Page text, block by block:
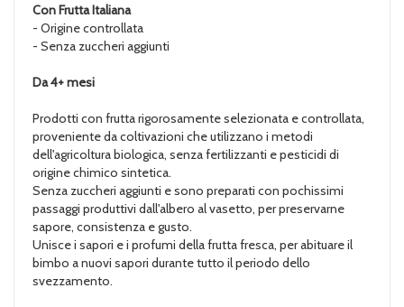
Con Frutta Italiana
- Origine controllata
- Senza zuccheri aggiunti
Da 4+ mesi
Prodotti con frutta rigorosamente selezionata e controllata,
proveniente da coltivazioni che utilizzano i metodi
dell'agricoltura biologica, senza fertilizzanti e pesticidi di
origine chimico sintetica.
Senza zuccheri aggiunti e sono preparati con pochissimi
passaggi produttivi dall'albero al vasetto, per preservarne
sapore, consistenza e gusto.
Unisce i sapori e i profumi della frutta fresca, per abituare il
bimbo a nuovi sapori durante tutto il periodo dello
svezzamento.